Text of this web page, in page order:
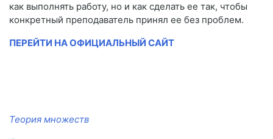
как выполнять работу, но и как сделать ее так, чтобы
конкретный преподаватель принял ее без проблем.
ПЕРЕЙТИ НА ОФИЦИАЛЬНЫЙ САЙТ
Теория множеств